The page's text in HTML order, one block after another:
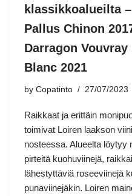
klassikkoalueilta
Pallus Chinon
Darragon
Blanc 2021
by Copatinto 27/07/2023
Raikkaat ja erittäin
toimivat Loiren laakson
nosteessa. Alueelta löytyy
pirteitä kuohuviinejä,
lähestyttäviä roseeviinejä
punaviinejäkin. Loiren